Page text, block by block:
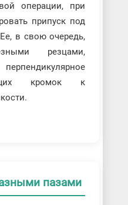
операции, при
припуск под
в свою очередь,
резцами,
кромок к
пазами